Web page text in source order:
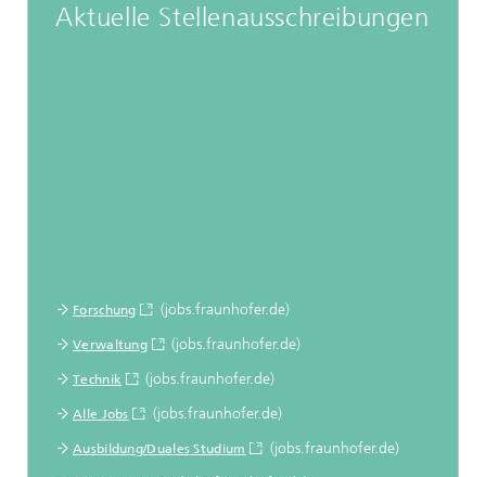
Aktuelle Stellenausschreibungen
Forschung (jobs.fraunhofer.de)
Verwaltung (jobs.fraunhofer.de)
Technik (jobs.fraunhofer.de)
Alle Jobs (jobs.fraunhofer.de)
Ausbildung/Duales Studium (jobs.fraunhofer.de)